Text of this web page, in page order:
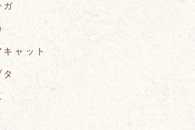
ガ
キャット
タ